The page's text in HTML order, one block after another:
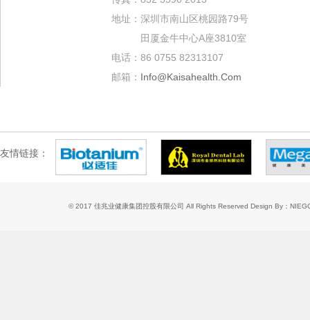
地址：深圳市南山区桃园路79号
田厦金牛中心A座3810室
电话：86 0755 82313107
邮箱： Info@kaisahealth.com
友情链接：
© 2017 佳兆业健康集团控股有限公司 All Rights Reserved Design By：